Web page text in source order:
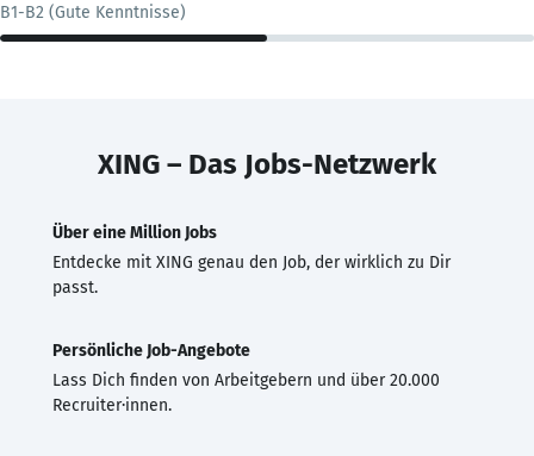
B1-B2 (Gute Kenntnisse)
XING – Das Jobs-Netzwerk
Über eine Million Jobs
Entdecke mit XING genau den Job, der wirklich zu Dir
passt.
Persönliche Job-Angebote
Lass Dich finden von Arbeitgebern und über 20.000
Recruiter·innen.